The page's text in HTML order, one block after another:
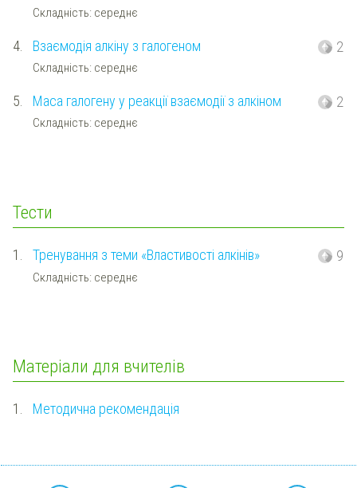
Складність: середнє
4. Взаємодія алкіну з галогеном
Складність: середнє
2
5. Маса галогену у реакції взаємодії з алкіном
Складність: середнє
2
Тести
1. Тренування з теми «Властивості алкінів»
Складність: середнє
9
Матеріали для вчителів
1. Методична рекомендація